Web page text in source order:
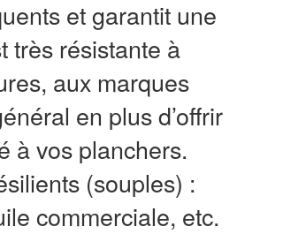
et garantit une
très résistante à
aux marques
en plus d’offrir
à vos planchers.
(souples) :
commerciale, etc.